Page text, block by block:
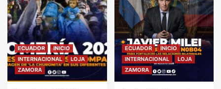
ECUADOR
INICIO
INTERNACIONAL
LOJA
ZAMORA
ECUADOR
INICIO
INTERNACIONAL
LOJA
ZAMORA